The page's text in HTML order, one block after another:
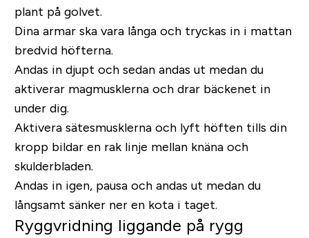
plant på golvet.
Dina armar ska vara långa och tryckas in i mattan
bredvid höfterna.
Andas in djupt och sedan andas ut medan du
aktiverar magmusklerna och drar bäckenet in
under dig.
Aktivera sätesmusklerna och lyft höften tills din
kropp bildar en rak linje mellan knäna och
skulderbladen.
Andas in igen, pausa och andas ut medan du
långsamt sänker ner en kota i taget.
Ryggvridning liggande på rygg